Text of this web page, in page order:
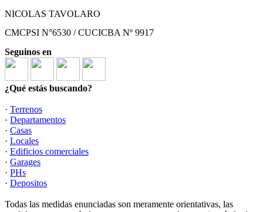
NICOLAS TAVOLARO
CMCPSI N°6530 / CUCICBA Nº 9917
Seguinos en
¿Qué estás buscando?
· Terrenos
· Departamentos
· Casas
· Locales
· Edificios comerciales
· Garages
· PHs
· Depositos
Todas las medidas enunciadas son meramente orientativas, las